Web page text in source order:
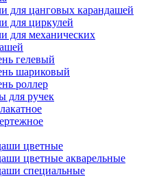
для цанговых карандашей
для циркулей
для механических
гелевый
шариковый
роллер
для ручек
цветные
цветные акварельные
специальные